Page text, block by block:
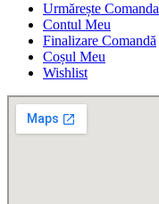
Urmărește Comanda
Contul Meu
Finalizare Comandă
Coșul Meu
Wishlist